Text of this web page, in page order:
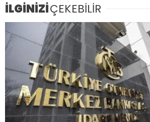
İLGİNİZİÇEKEBİLİR